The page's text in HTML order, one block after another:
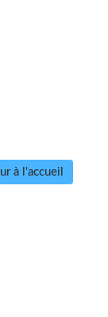
à l'accueil